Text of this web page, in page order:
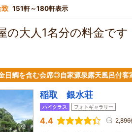
致 151軒～180軒表示
の大人1名分の料金で
目鯛を含む会席◎自家源泉露天風呂付客
稲取 銀水荘
ハイクラス フォトギャラリー
4.4 2,896